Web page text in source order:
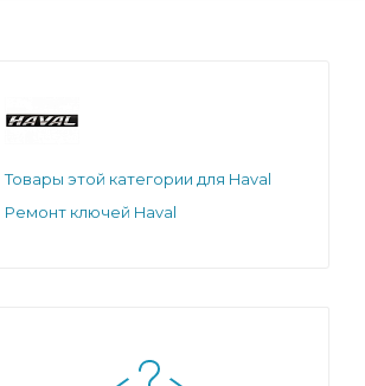
Товары этой категории для Haval
Ремонт ключей Haval